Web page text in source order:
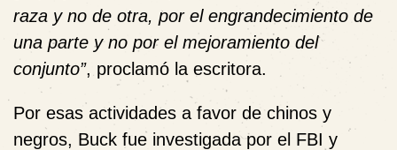
raza y no de otra, por el engrandecimiento de
una parte y no por el mejoramiento del
conjunto”, proclamó la escritora.
Por esas actividades a favor de chinos y
negros, Buck fue investigada por el FBI y